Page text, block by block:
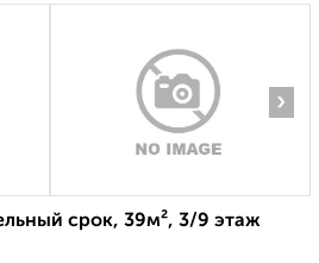
›
срок, 39м², 3/9 этаж